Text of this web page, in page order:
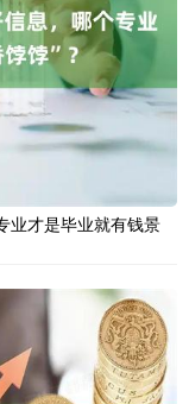
业才是毕业就有钱景